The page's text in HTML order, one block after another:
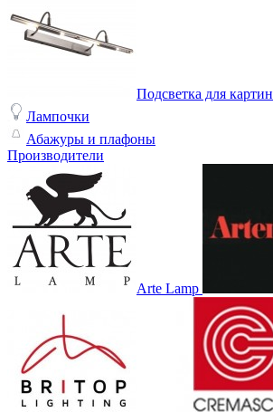
Подсветка для картин
Лампочки
Абажуры и плафоны
Производители
Arte Lamp